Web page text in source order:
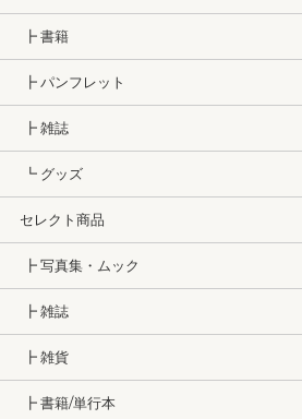
┣ 書籍
┣ パンフレット
┣ 雑誌
┗ グッズ
セレクト商品
┣ 写真集・ムック
┣ 雑誌
┣ 雑貨
┣ 書籍/単行本